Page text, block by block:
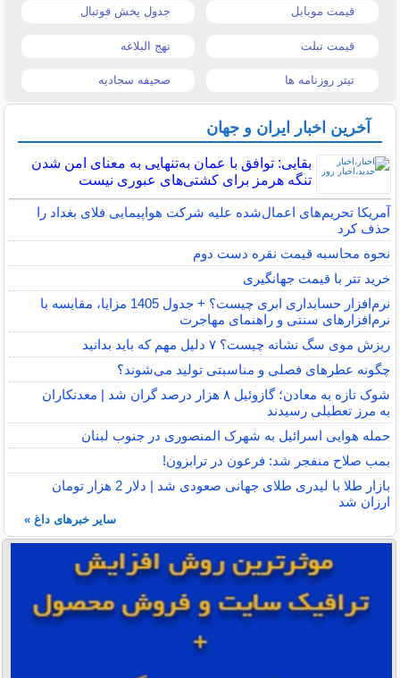
قیمت موبایل جدول پخش فوتبال
قیمت تبلت نهج البلاغه
تیتر روزنامه ها صحیفه سجادیه
آخرین اخبار ایران و جهان
بقایی: توافق با عمان به‌تنهایی به معنای امن شدن
تنگه هرمز برای کشتی‌های عبوری نیست
آمریکا تحریم‌های اعمال‌شده علیه شرکت هواپیمایی فلای بغداد را
حذف کرد
نحوه محاسبه قیمت نقره دست دوم
خرید تتر با قیمت جهانگیری
نرم‌افزار حسابداری ابری چیست؟ + جدول 1405 مزایا، مقایسه با
نرم‌افزارهای سنتی و راهنمای مهاجرت
ریزش موی سگ نشانه چیست؟ ۷ دلیل مهم که باید بدانید
چگونه عطرهای فصلی و مناسبتی تولید می‌شوند؟
شوک تازه به معادن؛ گازوئیل ۸ هزار درصد گران شد | معدنکاران
به مرز تعطیلی رسیدند
حمله هوایی اسرائیل به شهرک المنصوری در جنوب لبنان
بمب صلاح منفجر شد: فرعون در ترابزون!
بازار طلا با لیدری طلای جهانی صعودی شد | دلار 2 هزار تومان
ارزان شد
سایر خبرهای داغ »